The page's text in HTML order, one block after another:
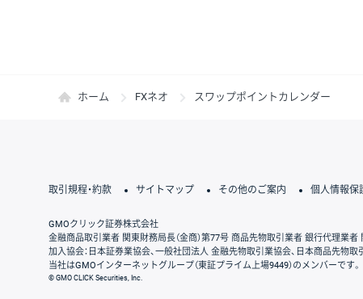
ホーム FXネオ スワップポイントカレンダー
取引規程・約款 サイトマップ その他のご案内 個人情報保
GMOクリック証券株式会社
金融商品取引業者 関東財務局長（金商）第77号 商品先物取引業者 銀行代理業
加入協会：日本証券業協会、一般社団法人 金融先物取引業協会、日本商品先物取
当社はGMOインターネットグループ（東証プライム上場9449）のメンバーです。
© GMO CLICK Securities, Inc.